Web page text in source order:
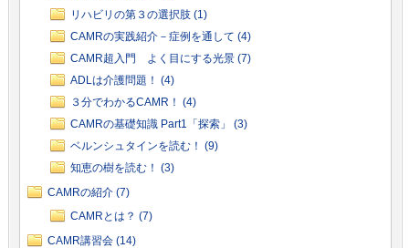
リハビリの第３の選択肢 (1)
CAMRの実践紹介－症例を通して (4)
CAMR超入門 よく目にする光景 (7)
ADLは介護問題！ (4)
３分でわかるCAMR！ (4)
CAMRの基礎知識 Part1「探索」 (3)
ベルンシュタインを読む！ (9)
知恵の樹を読む！ (3)
CAMRの紹介 (7)
CAMRとは？ (7)
CAMR講習会 (14)